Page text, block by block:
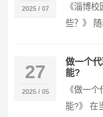
2025 / 07
《淄博
些？》
带来诸
27
2025 / 05
做一个
能?
《做一
能?》 在